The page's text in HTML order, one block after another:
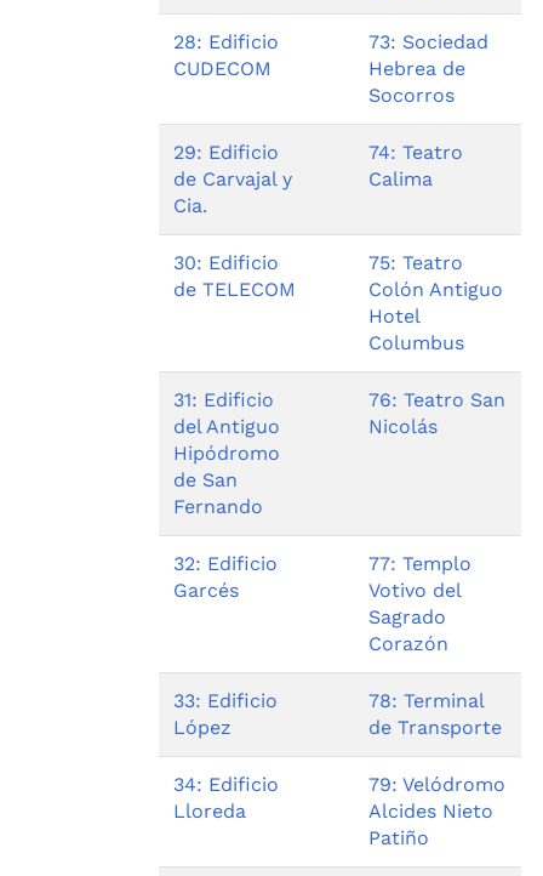
28: Edificio
CUDECOM
73: Sociedad
Hebrea de
Socorros
29: Edificio
de Carvajal y
Cia.
74: Teatro
Calima
30: Edificio
de TELECOM
75: Teatro
Colón Antiguo
Hotel
Columbus
31: Edificio
del Antiguo
Hipódromo
de San
Fernando
76: Teatro San
Nicolás
32: Edificio
Garcés
77: Templo
Votivo del
Sagrado
Corazón
33: Edificio
López
78: Terminal
de Transporte
34: Edificio
Lloreda
79: Velódromo
Alcides Nieto
Patiño